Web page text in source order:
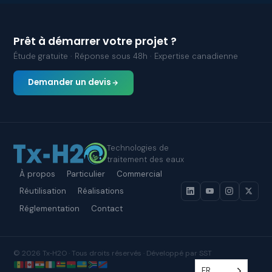
Prêt à démarrer votre projet ?
Étude gratuite · Réponse sous 48h · Expertise canadienne
Demander un devis
Technologies de
traitement des eaux
À propos
Particulier
Commercial
Réutilisation
Réalisations
Réglementation
Contact
© 2026 Tx‑H2O · Tous droits réservés · Développé par SST